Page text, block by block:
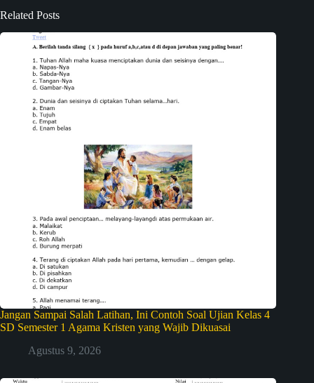
Related Posts
Jangan Sampai Salah Latihan, Ini Contoh Soal Ujian Kelas 4
SD Semester 1 Agama Kristen yang Wajib Dikuasai
Agustus 9, 2026